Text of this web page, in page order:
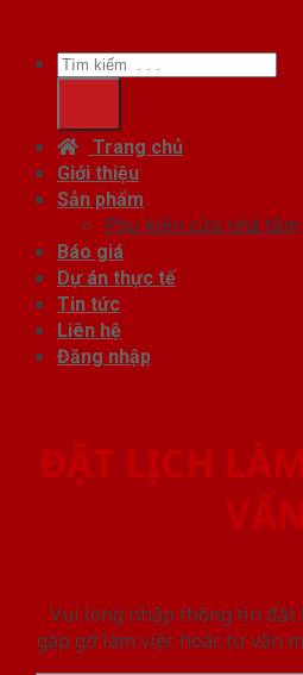
Tìm
kiếm:
Trang chủ
Giới thiệu
Sản phẩm
Phụ kiện cửa nhà tắm
Báo giá
Dự án thực tế
Tin tức
Liên hệ
Đăng nhập
ĐẶT LỊCH
VẤN
Vui lòng nhập thông tin đặt
gặp gỡ làm việc hoăc tư vấn